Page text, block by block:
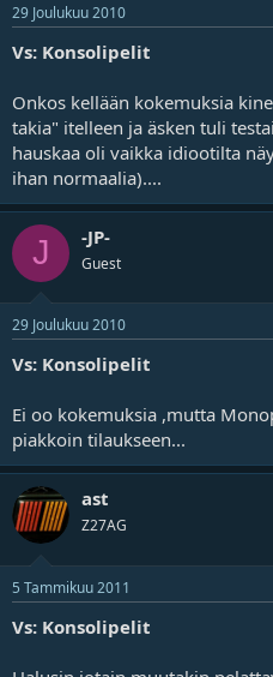
29 Joulukuu 2010
Vs: Konsolipelit
Onkos kellään kokemuksia
takia" itelleen ja äsken tuli
hauskaa oli vaikka idiootilta
ihan normaalia)....
J -JP-
Guest
29 Joulukuu 2010
Vs: Konsolipelit
Ei oo kokemuksia ,mutta
piakkoin tilaukseen...
ast
Z27AG
5 Tammikuu 2011
Vs: Konsolipelit